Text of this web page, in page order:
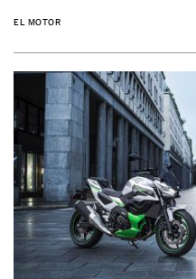
EL MOTOR